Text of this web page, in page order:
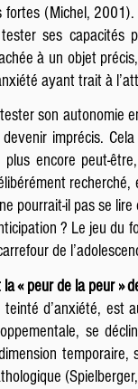
fortes (Michel,
tester ses
à un objet
ayant trait à
son autonomie
imprécis.
plus encore peut-
pourrait-il pas se
? Le jeu du
de
« peur de la peur »
d’anxiété, est
se